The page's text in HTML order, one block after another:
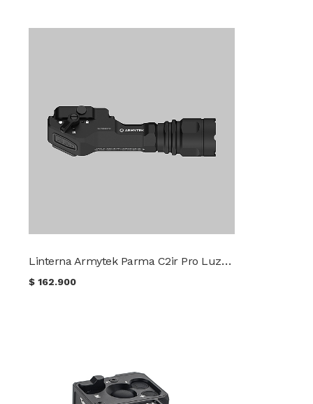
Linterna Armytek Parma C2ir Pro Luz Blanca / IR
$162.900